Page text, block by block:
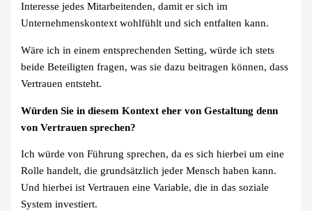
Interesse jedes Mitarbeitenden, damit er sich im
Unternehmenskontext wohlfühlt und sich entfalten kann.
Wäre ich in einem entsprechenden Setting, würde ich stets
beide Beteiligten fragen, was sie dazu beitragen können, dass
Vertrauen entsteht.
Würden Sie in diesem Kontext eher von Gestaltung denn
von Vertrauen sprechen?
Ich würde von Führung sprechen, da es sich hierbei um eine
Rolle handelt, die grundsätzlich jeder Mensch haben kann.
Und hierbei ist Vertrauen eine Variable, die in das soziale
System investiert.